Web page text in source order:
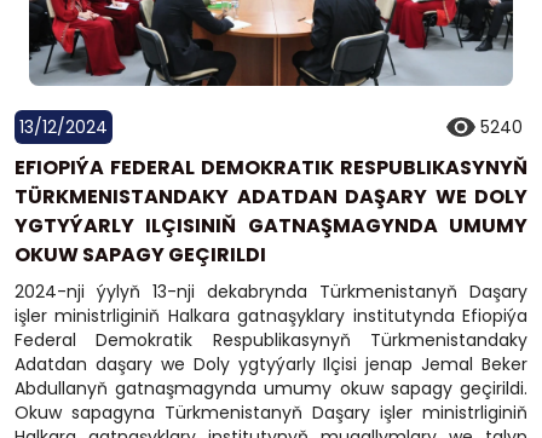
13/12/2024 5240
EFIOPIÝA FEDERAL DEMOKRATIK RESPUBLIKASYNYŇ
TÜRKMENISTANDAKY ADATDAN DAŞARY WE DOLY
YGTYÝARLY ILÇISINIŇ GATNAŞMAGYNDA UMUMY
OKUW SAPAGY GEÇIRILDI
2024-nji ýylyň 13-nji dekabrynda Türkmenistanyň Daşary
işler ministrliginiň Halkara gatnaşyklary institutynda Efiopiýa
Federal Demokratik Respublikasynyň Türkmenistandaky
Adatdan daşary we Doly ygtyýarly Ilçisi jenap Jemal Beker
Abdullanyň gatnaşmagynda umumy okuw sapagy geçirildi.
Okuw sapagyna Türkmenistanyň Daşary işler ministrliginiň